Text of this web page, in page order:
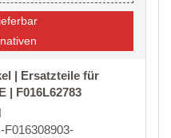
| Ersatzteile für
| F016L62783